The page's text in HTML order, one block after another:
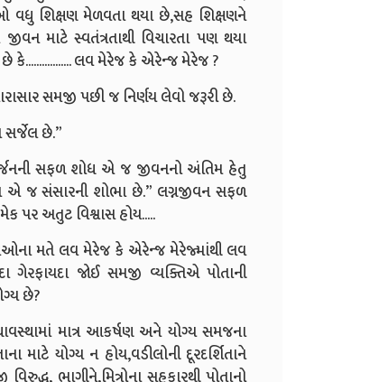
વધુ શિક્ષણ મેળવતા થયા છે,સહ શિક્ષણને
માટે સ્વતંત્રતાથી વિચારતા પણ થયા
કે................. લવ મેરેજ કે એરેન્જ મેરેજ ?
સમજી પછી જ નિર્ણય લેવો જરૂરી છે.
સર્જેલ છે.”
સફળ શોધ એ જ જીવનનો અંતિમ હેતુ
જ સંસારની શોભા છે.” લગ્નજીવન સફળ
પર અતુટ વિશ્વાસ હોય.....
મતે લવ મેરેજ કે એરેન્જ મેરેજ્માંથી લવ
જોઈ સમજી વ્યક્તિએ પોતાની
છે?
માત્ર આકર્ષણ અને યોગ્ય સમજના
માટે યોગ્ય ન હોય,વડીલોની દૂરદર્શિતાને